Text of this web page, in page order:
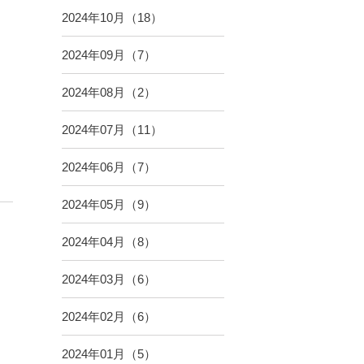
2024年10月（18）
2024年09月（7）
2024年08月（2）
2024年07月（11）
2024年06月（7）
2024年05月（9）
2024年04月（8）
2024年03月（6）
2024年02月（6）
2024年01月（5）